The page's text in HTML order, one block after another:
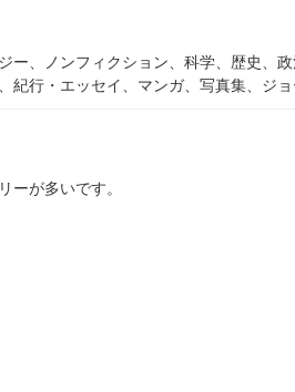
ー、ノンフィクション、科学、歴史、
紀行・エッセイ、マンガ、写真集、ジョ
ーが多いです。